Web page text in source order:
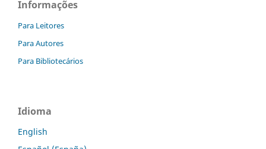
Informações
Para Leitores
Para Autores
Para Bibliotecários
Idioma
English